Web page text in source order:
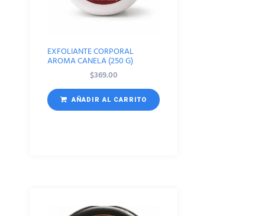
EXFOLIANTE CORPORAL
AROMA CANELA (250 G)
$369.00
AÑADIR AL CARRITO